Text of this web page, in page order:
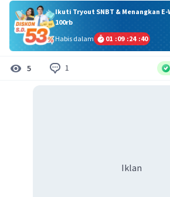
Ikuti Tryout SNBT & Menangkan
100rb
Habis dalam
01 :09 :24 :39
5 1
Iklan